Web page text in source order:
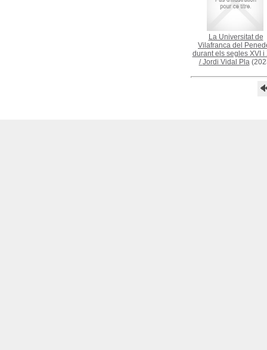
La Universitat de
Vilafranca del
durant els segles XVI i
/Jordi Vidal Pla